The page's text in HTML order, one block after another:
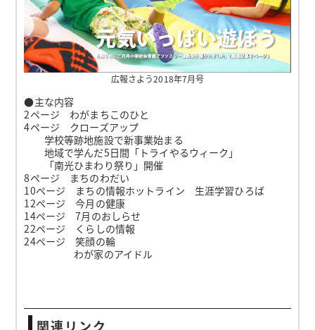
広報さよう2018年7月号
●主な内容
2ページ わがまちこのひと
4ページ クローズアップ
学校等跡地施設で新事業始まる
地域で学んだ5日間「トライやるウィーク」
「南光ひまわり祭り」開催
8ページ まちのわだい
10ページ まちの情報ホットライン 生涯学習ひろば
12ページ 今月の健康
14ページ 7月のおしらせ
22ページ くらしの情報
24ページ 笑顔の輪
わが家のアイドル
関連リンク